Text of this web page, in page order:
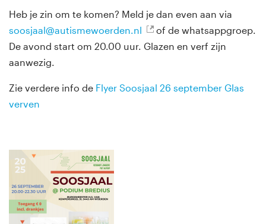
Heb je zin om te komen? Meld je dan even aan via
soosjaal@autismewoerden.nl
of de whatsappgroep.
De avond start om 20.00 uur. Glazen en verf zijn
aanwezig.
Zie verdere info de Flyer Soosjaal 26 september Glas
verven